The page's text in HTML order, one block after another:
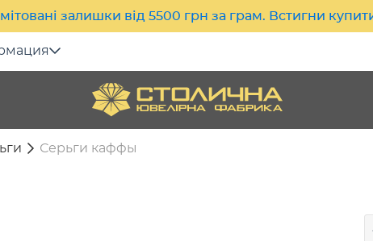
залишки від 5500 грн за грам. Встигни
Серьги каффы